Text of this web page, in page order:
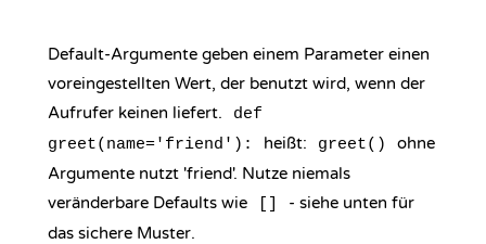
Default-Argumente geben einem Parameter einen
voreingestellten Wert, der benutzt wird, wenn der
Aufrufer keinen liefert.
def
greet(name='friend'):
heißt: greet()
ohne
Argumente nutzt 'friend'. Nutze niemals
veränderbare Defaults wie
- siehe unten für
das sichere Muster.